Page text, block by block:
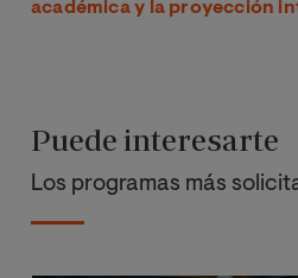
académica y la proyección
Puede interesarte
Los programas más